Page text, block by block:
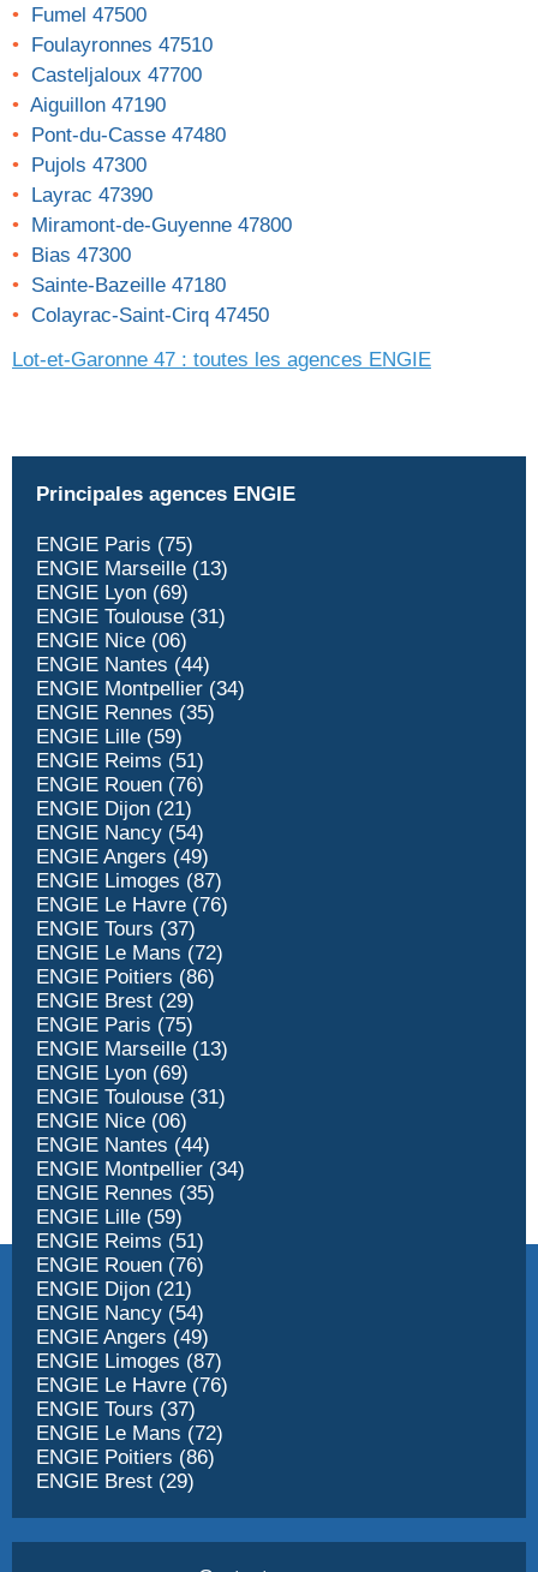
Fumel 47500
Foulayronnes 47510
Casteljaloux 47700
Aiguillon 47190
Pont-du-Casse 47480
Pujols 47300
Layrac 47390
Miramont-de-Guyenne 47800
Bias 47300
Sainte-Bazeille 47180
Colayrac-Saint-Cirq 47450
Lot-et-Garonne 47 : toutes les agences ENGIE
Principales agences ENGIE
ENGIE Paris (75)
ENGIE Marseille (13)
ENGIE Lyon (69)
ENGIE Toulouse (31)
ENGIE Nice (06)
ENGIE Nantes (44)
ENGIE Montpellier (34)
ENGIE Rennes (35)
ENGIE Lille (59)
ENGIE Reims (51)
ENGIE Rouen (76)
ENGIE Dijon (21)
ENGIE Nancy (54)
ENGIE Angers (49)
ENGIE Limoges (87)
ENGIE Le Havre (76)
ENGIE Tours (37)
ENGIE Le Mans (72)
ENGIE Poitiers (86)
ENGIE Brest (29)
ENGIE Paris (75)
ENGIE Marseille (13)
ENGIE Lyon (69)
ENGIE Toulouse (31)
ENGIE Nice (06)
ENGIE Nantes (44)
ENGIE Montpellier (34)
ENGIE Rennes (35)
ENGIE Lille (59)
ENGIE Reims (51)
ENGIE Rouen (76)
ENGIE Dijon (21)
ENGIE Nancy (54)
ENGIE Angers (49)
ENGIE Limoges (87)
ENGIE Le Havre (76)
ENGIE Tours (37)
ENGIE Le Mans (72)
ENGIE Poitiers (86)
ENGIE Brest (29)